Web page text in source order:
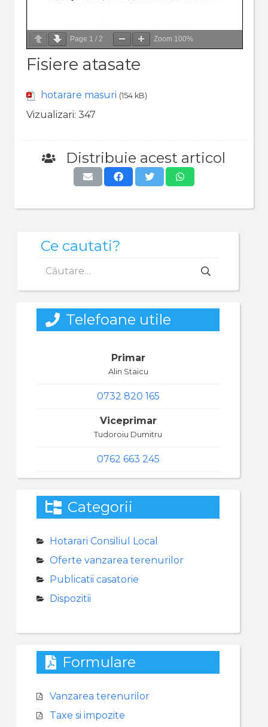
Page 1 / 2 Zoom 100%
Fisiere atasate
hotarare masuri (154 kB)
Vizualizari: 347
Distribuie acest articol
Ce cautati?
după:
Telefoane utile
Primar
Alin Staicu
0732 820 165
Viceprimar
Tudoroiu Dumitru
0762 663 245
Categorii
Hotarari Consiliul Local
Oferte vanzarea terenurilor
Publicatii casatorie
Dispozitii
Formulare
Vanzarea terenurilor
Taxe si impozite